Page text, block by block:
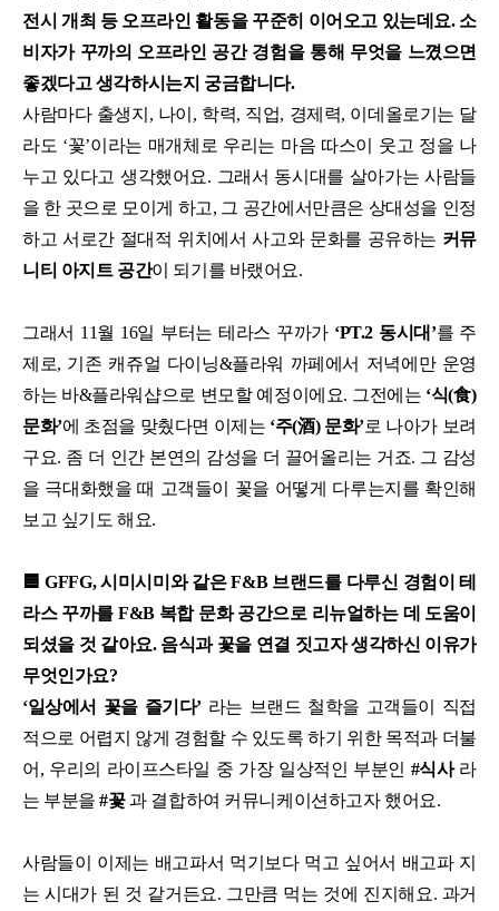
전시 개최 등 오프라인 활동을 꾸준히 이어오고 있는데요. 소
비자가 꾸까의 오프라인 공간 경험을 통해 무엇을 느꼈으면
좋겠다고 생각하시는지 궁금합니다.
사람마다 출생지, 나이, 학력, 직업, 경제력, 이데올로기는 달
라도 ‘꽃’이라는 매개체로 우리는 마음 따스이 웃고 정을 나
누고 있다고 생각했어요. 그래서 동시대를 살아가는 사람들
을 한 곳으로 모이게 하고, 그 공간에서만큼은 상대성을 인정
하고 서로간 절대적 위치에서 사고와 문화를 공유하는 커뮤
니티 아지트 공간이 되기를 바랬어요.
그래서 11월 16일 부터는 테라스 꾸까가 ‘PT.2 동시대’를 주
제로, 기존 캐쥬얼 다이닝&플라워 까페에서 저녁에만 운영
하는 바&플라워샵으로 변모할 예정이에요. 그전에는 ‘식(食)
문화’에 초점을 맞췄다면 이제는 ‘주(酒) 문화’로 나아가 보려
구요. 좀 더 인간 본연의 감성을 더 끌어올리는 거죠. 그 감성
을 극대화했을 때 고객들이 꽃을 어떻게 다루는지를 확인해
보고 싶기도 해요.
🟦 GFFG, 시미시미와 같은 F&B 브랜드를 다루신 경험이 테
라스 꾸까를 F&B 복합 문화 공간으로 리뉴얼하는 데 도움이
되셨을 것 같아요. 음식과 꽃을 연결 짓고자 생각하신 이유가
무엇인가요?
‘일상에서 꽃을 즐기다’라는 브랜드 철학을 고객들이 직접
적으로 어렵지 않게 경험할 수 있도록 하기 위한 목적과 더불
어, 우리의 라이프스타일 중 가장 일상적인 부분인 #식사라
는 부분을 #꽃과 결합하여 커뮤니케이션하고자 했어요.
사람들이 이제는 배고파서 먹기보다 먹고 싶어서 배고파 지
는 시대가 된 것 같거든요. 그만큼 먹는 것에 진지해요. 과거